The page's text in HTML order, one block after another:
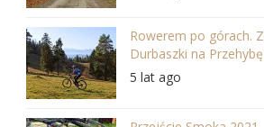
Rowerem po górach. Z
Durbaszki na Przehybę
5 lat ago